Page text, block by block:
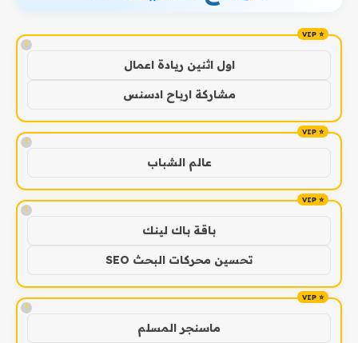
!
اول اثنين ريادة اعمال
مشاركة ارباح ادسنس
!
عالم الشباب
!
باقة باك لينك
تحسين محركات البحث SEO
!
ماسنجر المسلم